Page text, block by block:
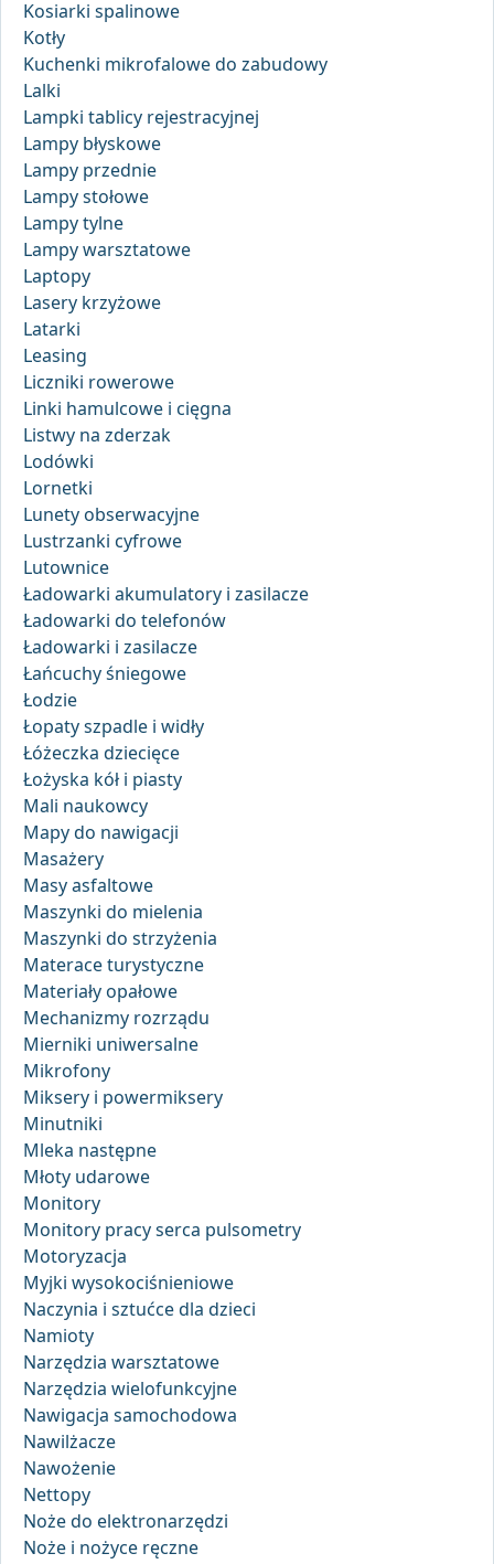
Kosiarki spalinowe
Kotły
Kuchenki mikrofalowe do zabudowy
Lalki
Lampki tablicy rejestracyjnej
Lampy błyskowe
Lampy przednie
Lampy stołowe
Lampy tylne
Lampy warsztatowe
Laptopy
Lasery krzyżowe
Latarki
Leasing
Liczniki rowerowe
Linki hamulcowe i cięgna
Listwy na zderzak
Lodówki
Lornetki
Lunety obserwacyjne
Lustrzanki cyfrowe
Lutownice
Ładowarki akumulatory i zasilacze
Ładowarki do telefonów
Ładowarki i zasilacze
Łańcuchy śniegowe
Łodzie
Łopaty szpadle i widły
Łóżeczka dziecięce
Łożyska kół i piasty
Mali naukowcy
Mapy do nawigacji
Masażery
Masy asfaltowe
Maszynki do mielenia
Maszynki do strzyżenia
Materace turystyczne
Materiały opałowe
Mechanizmy rozrządu
Mierniki uniwersalne
Mikrofony
Miksery i powermiksery
Minutniki
Mleka następne
Młoty udarowe
Monitory
Monitory pracy serca pulsometry
Motoryzacja
Myjki wysokociśnieniowe
Naczynia i sztućce dla dzieci
Namioty
Narzędzia warsztatowe
Narzędzia wielofunkcyjne
Nawigacja samochodowa
Nawilżacze
Nawożenie
Nettopy
Noże do elektronarzędzi
Noże i nożyce ręczne